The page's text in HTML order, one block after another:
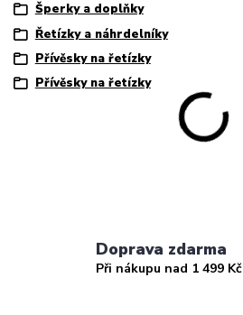
Šperky a doplňky
Řetízky a náhrdelníky
Přívěsky na řetízky
Přívěsky na řetízky
Doprava zdarma
Při nákupu nad 1 499 Kč